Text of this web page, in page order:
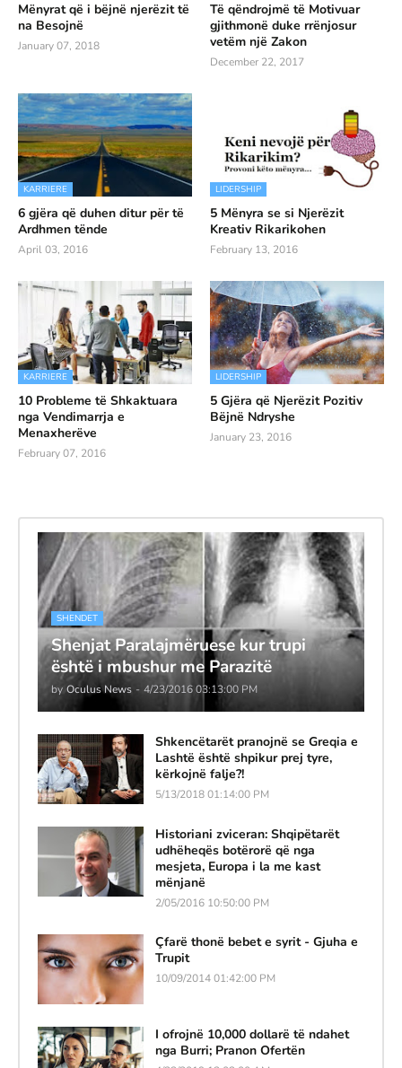
Mënyrat që i bëjnë njerëzit të
na Besojnë
January 07, 2018
Të qëndrojmë të Motivuar
gjithmonë duke rrënjosur
vetëm një Zakon
December 22, 2017
KARRIERE
6 gjëra që duhen ditur për të
Ardhmen tënde
April 03, 2016
LIDERSHIP
5 Mënyra se si Njerëzit
Kreativ Rikarikohen
February 13, 2016
KARRIERE
10 Probleme të Shkaktuara
nga Vendimarrja e
Menaxherëve
February 07, 2016
LIDERSHIP
5 Gjëra që Njerëzit Pozitiv
Bëjnë Ndryshe
January 23, 2016
SHENDET
Shenjat Paralajmëruese kur trupi
është i mbushur me Parazitë
by Oculus News - 4/23/2016 03:13:00 PM
Shkencëtarët pranojnë se Greqia e
Lashtë është shpikur prej tyre,
kërkojnë falje?!
5/13/2018 01:14:00 PM
Historiani zviceran: Shqipëtarët
udhëheqës botërorë që nga
mesjeta, Europa i la me kast
mënjanë
2/05/2016 10:50:00 PM
Çfarë thonë bebet e syrit - Gjuha e
Trupit
10/09/2014 01:42:00 PM
I ofrojnë 10,000 dollarë të ndahet
nga Burri; Pranon Ofertën